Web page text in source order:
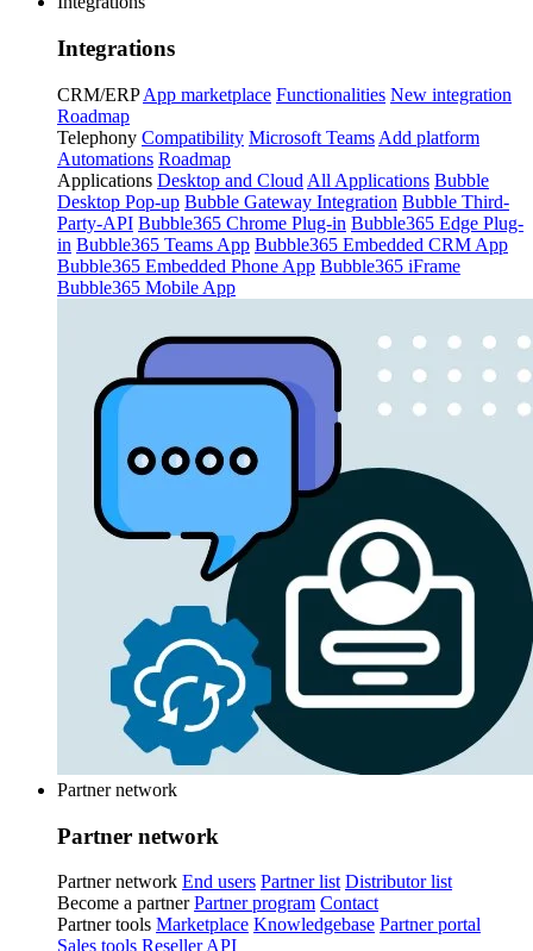
Integrations
CRM/ERP App marketplace Functionalities New integration
Roadmap
Telephony Compatibility Microsoft Teams Add platform
Automations Roadmap
Applications Desktop and Cloud All Applications Bubble
Desktop Pop-up Bubble Gateway Integration Bubble Third-
Party-API Bubble365 Chrome Plug-in Bubble365 Edge Plug-
in Bubble365 Teams App Bubble365 Embedded CRM App
Bubble365 Embedded Phone App Bubble365 iFrame
Bubble365 Mobile App
Partner network
Partner network
Partner network End users Partner list Distributor list
Become a partner Partner program Contact
Partner tools Marketplace Knowledgebase Partner portal
Sales tools Reseller API